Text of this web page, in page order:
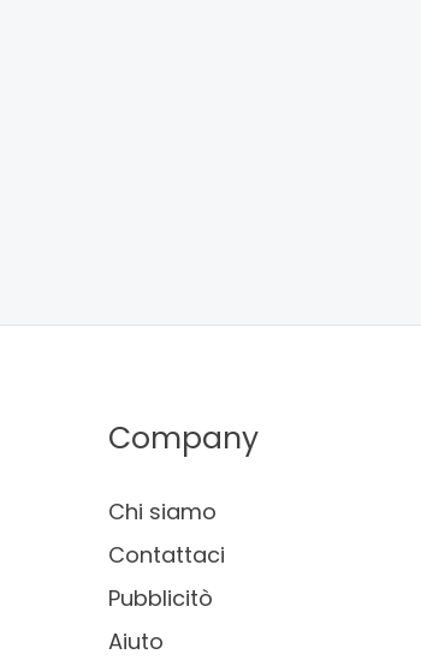
Company
Chi siamo
Contattaci
Pubblicitò
Aiuto